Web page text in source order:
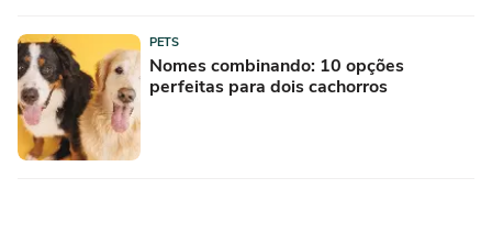
PETS
Nomes combinando: 10 opções
perfeitas para dois cachorros